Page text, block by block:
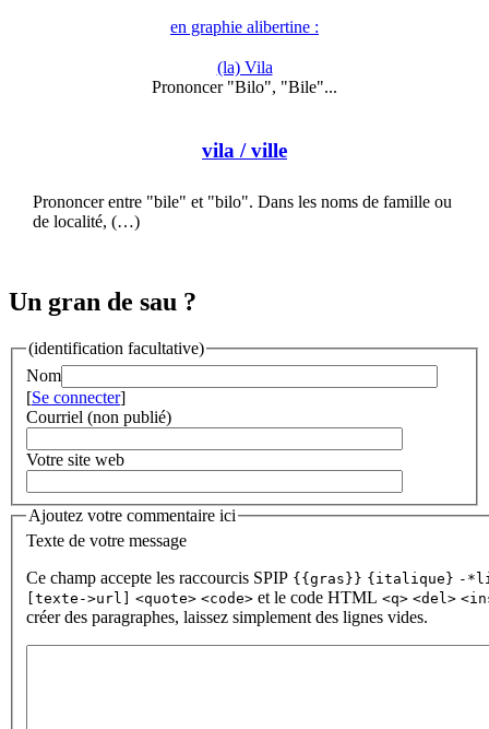
en graphie alibertine :
(la) Vila
Prononcer "Bilo", "Bile"...
vila / ville
Prononcer entre "bile" et "bilo". Dans les noms de famille ou
de localité, (…)
Un gran de sau ?
(identification facultative)
Nom
[Se connecter]
Courriel (non publié)
Votre site web
Ajoutez votre commentaire ici
Texte de votre message
Ce champ accepte les raccourcis SPIP {{gras}} {italique} -
[texte->url]
<quote> <code> et le code HTML <q> <del>
créer des paragraphes, laissez simplement des lignes vides.